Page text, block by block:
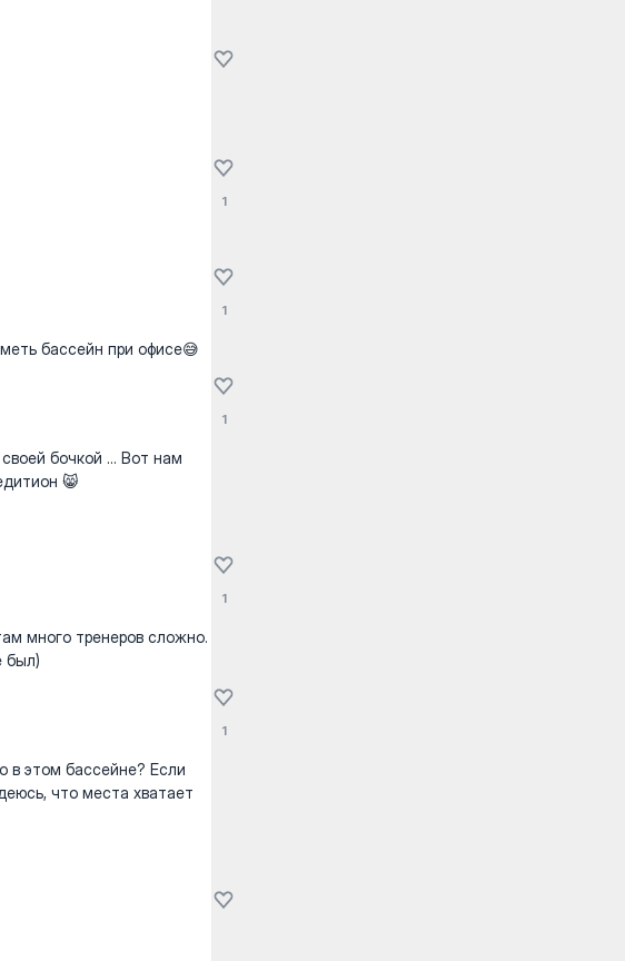
1
бассейн при офисе😅
1
бочкой ... Вот нам
😸
1
много тренеров сложно.
был)
1
в этом бассейне? Если
что места хватает
1